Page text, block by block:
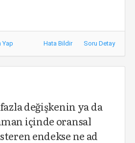
Yap Hata Bildir Soru Detay
değişkenin ya da
içinde oransal
endekse ne ad